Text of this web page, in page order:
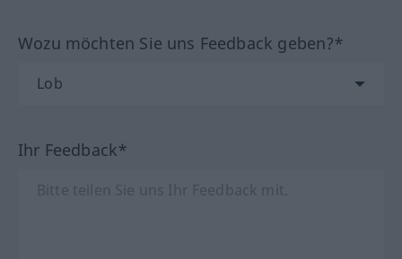
Wozu möchten Sie uns Feedback geben?*
Ihr Feedback*